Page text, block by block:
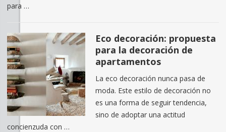
para …
Eco decoración: propuesta
para la decoración de
apartamentos
La eco decoración nunca pasa de
moda. Este estilo de decoración no
es una forma de seguir tendencia,
sino de adoptar una actitud
concienzuda con …